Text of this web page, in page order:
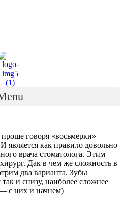
говоря «восьмерки»
является как правило довольно
врача стоматолога. Этим
Дак в чем же сложность в
два варианта. Зубы
и снизу, наиболее сложнее
с них и начнем)